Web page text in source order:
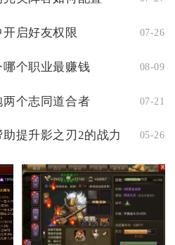
启好友权限 07-26
个职业最赚钱 08-09
个志同道合者 07-21
提升影之刃2的战力 05-26